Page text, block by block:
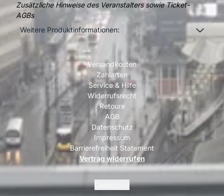
Zusätzliche Hinweise des Veranstalters sowie Ticket-
AGBs
Weitere Produktinformationen:
Versandkosten
Zahlarten
Service & Hilfe
Widerrufsrecht
Retoure
AGB
Datenschutz
Impressum
Barrierefreiheit Statement
Vertrag widerrufen